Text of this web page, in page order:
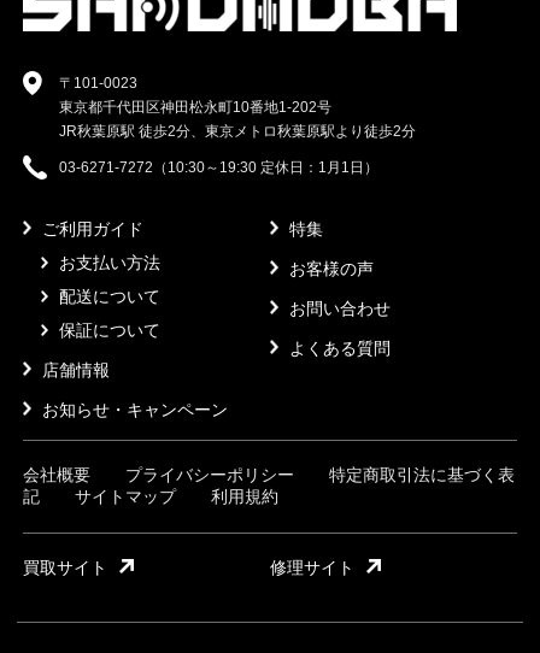
〒101-0023
東京都千代田区神田松永町10番地1-202号
JR秋葉原駅 徒歩2分、東京メトロ秋葉原駅より徒歩2分
03-6271-7272（10:30～19:30 定休日：1月1日）
ご利用ガイド
お支払い方法
配送について
保証について
店舗情報
お知らせ・キャンペーン
特集
お客様の声
お問い合わせ
よくある質問
会社概要 プライバシーポリシー
特定商取引法に基づく表
記
サイトマップ 利用規約
買取サイト 修理サイト